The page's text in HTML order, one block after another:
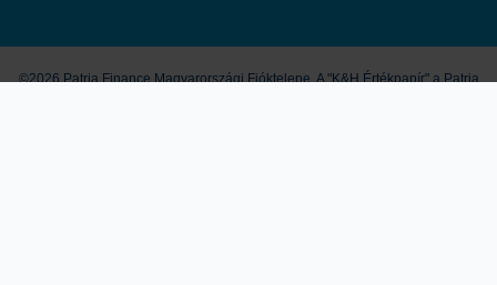
©2026 Patria Finance Magyarországi Fióktelepe. A "K&H Értékpapír" a Patria